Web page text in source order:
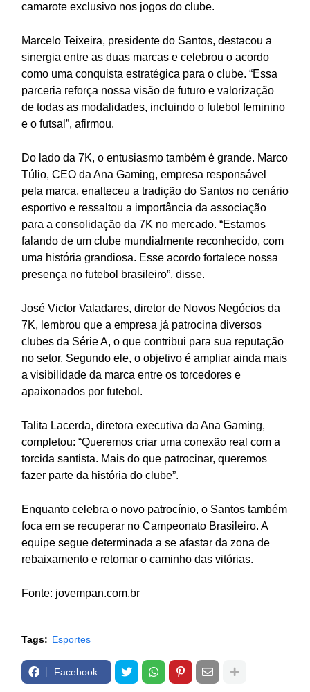
camarote exclusivo nos jogos do clube.
Marcelo Teixeira, presidente do Santos, destacou a
sinergia entre as duas marcas e celebrou o acordo
como uma conquista estratégica para o clube. “Essa
parceria reforça nossa visão de futuro e valorização
de todas as modalidades, incluindo o futebol feminino
e o futsal”, afirmou.
Do lado da 7K, o entusiasmo também é grande. Marco
Túlio, CEO da Ana Gaming, empresa responsável
pela marca, enalteceu a tradição do Santos no cenário
esportivo e ressaltou a importância da associação
para a consolidação da 7K no mercado. “Estamos
falando de um clube mundialmente reconhecido, com
uma história grandiosa. Esse acordo fortalece nossa
presença no futebol brasileiro”, disse.
José Victor Valadares, diretor de Novos Negócios da
7K, lembrou que a empresa já patrocina diversos
clubes da Série A, o que contribui para sua reputação
no setor. Segundo ele, o objetivo é ampliar ainda mais
a visibilidade da marca entre os torcedores e
apaixonados por futebol.
Talita Lacerda, diretora executiva da Ana Gaming,
completou: “Queremos criar uma conexão real com a
torcida santista. Mais do que patrocinar, queremos
fazer parte da história do clube”.
Enquanto celebra o novo patrocínio, o Santos também
foca em se recuperar no Campeonato Brasileiro. A
equipe segue determinada a se afastar da zona de
rebaixamento e retomar o caminho das vitórias.
Fonte: jovempan.com.br
Tags: Esportes
Facebook